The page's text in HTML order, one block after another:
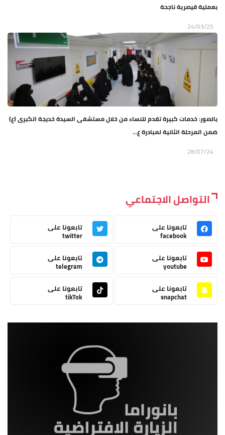
بعملية قيصرية ناجحة
24/03/25
بالصور: خدمات كبيرة تقدم للنساء من خلال مستشفى السيدة خديجة الكبرى (ع)
ضمن المرحلة الثانية لمبادرة ع...
28/07/24
التواصل الاجتماعي
تابعونا على
facebook
تابعونا على
twitter
تابعونا على
youtube
تابعونا على
telegram
تابعونا على
snapchat
تابعونا على
tikTok